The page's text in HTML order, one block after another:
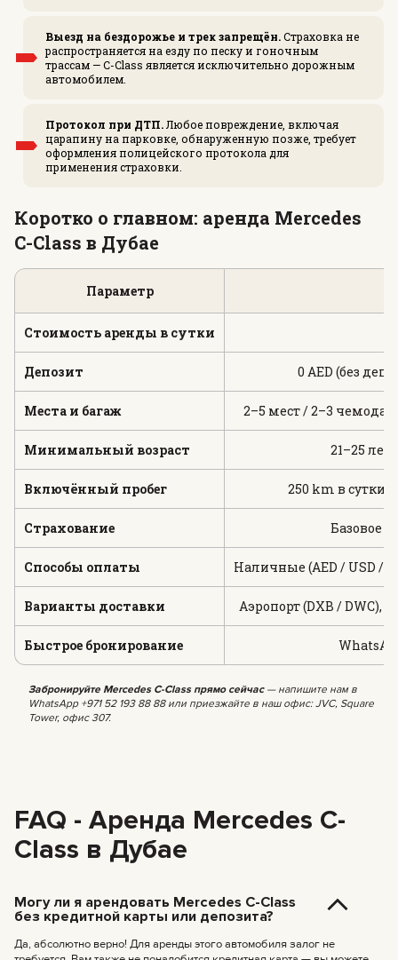
Выезд на бездорожье и трек запрещён.Страховка не
распространяется на езду по песку и гоночным
трассам — C-Class является исключительно дорожным
автомобилем.
Протокол при ДТП. Любое повреждение, включая
царапину на парковке, обнаруженную позже, требует
оформления полицейского протокола для
применения страховки.
Коротко о главном: аренда Mercedes
C-Class в Дубае
Параметр
Стоимость аренды в сутки
Депозит 0 AED (без
Места и багаж 2–5 мест / 2–3
Минимальный возраст 21–25
Включённый пробег 250 km в сутки
Страхование Базовое
Способы оплаты Наличные (AED / USD /
Варианты доставки Аэропорт (DXB / DWC),
Быстрое бронирование
Забронируйте Mercedes C-Class прямо сейчас— напишите нам в
WhatsApp +971 52 193 88 88 или приезжайте в наш офис: JVC, Square
Tower, офис 307.
FAQ - Аренда Mercedes C-
Class в Дубае
Могу ли я арендовать Mercedes C-Class
без кредитной карты или депозита?
Да, абсолютно верно! Для аренды этого автомобиля залог не